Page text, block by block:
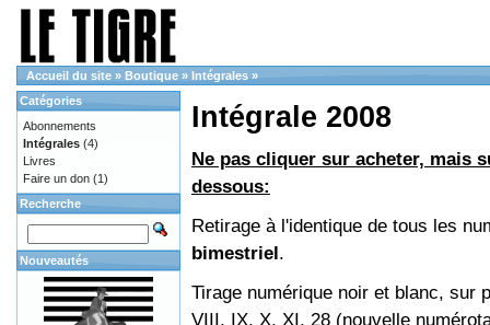
Accueil du site » Boutique » Intégrales »
Intégrale 2008
Ne pas cliquer sur acheter, mais
dessous:
Retirage à l'identique de tous les
bimestriel.
Tirage numérique noir et blanc, sur
VIII, IX, X, XI, 28 (nouvelle
Catégories
Abonnements
Intégrales (4)
Livres
Faire un don (1)
Recherche
Nouveautés